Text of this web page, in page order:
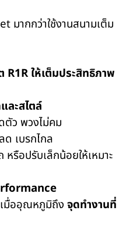
มากกว่าใช้งานสนามเต็ม
R1R ให้เต็มประสิทธิภาพ
ละสไตล์
ตัว พวงไม่คม
เบรกไกล
รือปรับเล็กน้อยให้เหมาะ
มื่ออุณหภูมิถึง จุดทำงานที่